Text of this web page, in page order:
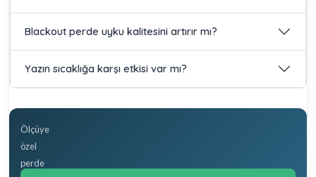
Blackout perde uyku kalitesini artırır mı?
Yazın sıcaklığa karşı etkisi var mı?
Ölçüye
özel
perde